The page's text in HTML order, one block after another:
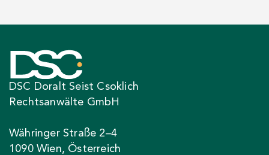
DSC Doralt Seist Csoklich
Rechtsanwälte GmbH
Währinger Straße 2–4
1090 Wien, Österreich